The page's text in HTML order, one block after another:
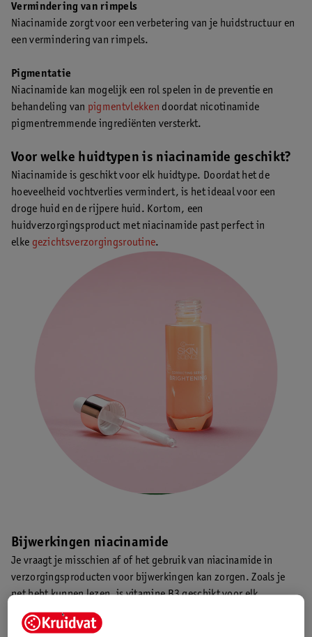
Vermindering van rimpels
Niacinamide zorgt voor een verbetering van je huidstructuur en
een vermindering van rimpels.
Pigmentatie
Niacinamide kan mogelijk een rol spelen in de preventie en
behandeling van pigmentvlekken doordat nicotinamide
pigmentremmende ingrediënten versterkt.
Voor welke huidtypen is niacinamide geschikt?
Niacinamide is geschikt voor elk huidtype. Doordat het de
hoeveelheid vochtverlies vermindert, is het ideaal voor een
droge huid en de rijpere huid. Kortom, een
huidverzorgingsproduct met niacinamide past perfect in
elke gezichtsverzorgingsroutine.
Bijwerkingen niacinamide
Je vraagt je misschien af of het gebruik van niacinamide in
verzorgingsproducten voor bijwerkingen kan zorgen. Zoals je
net hebt kunnen lezen, is vitamine B3 geschikt voor elk
huidtype, zelfs de gevoelige huid. Toch kan je huid ook op het
ingrediënt reageren en irritatie veroorzaken, maar de kans